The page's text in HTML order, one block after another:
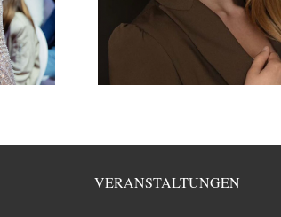
VERANSTALTUNGEN